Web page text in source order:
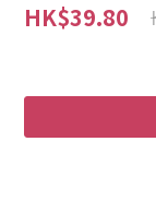
HK$39.80